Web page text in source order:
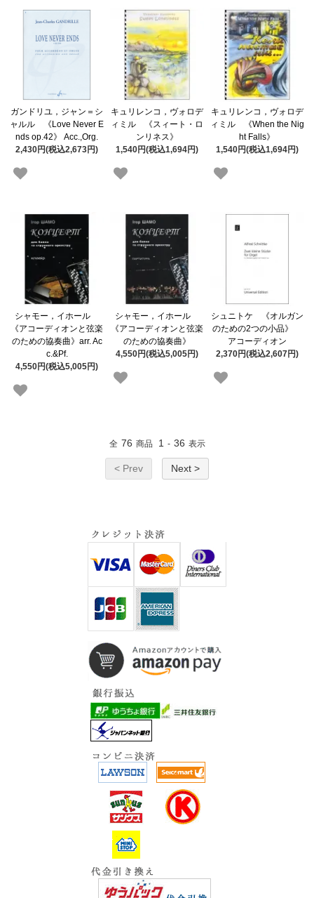
ガンドリユ，ジャン＝シ
ャルル 《Love Never E
nds op.42》 Acc.,Org.
2,430円(税込2,673円)
キュリレンコ，ヴォロデ
ィミル 《スィート・ロ
ンリネス》
1,540円(税込1,694円)
キュリレンコ，ヴォロデ
ィミル 《When the Nig
ht Falls》
1,540円(税込1,694円)
シャモー，イホール
《アコーディオンと弦楽
のための協奏曲》arr. Ac
c.&Pf.
4,550円(税込5,005円)
シャモー，イホール
《アコーディオンと弦楽
のための協奏曲》
4,550円(税込5,005円)
シュニトケ 《オルガン
のための2つの小品》
アコーディオン
2,370円(税込2,607円)
全 76 商品 1 - 36 表示
< Prev Next >